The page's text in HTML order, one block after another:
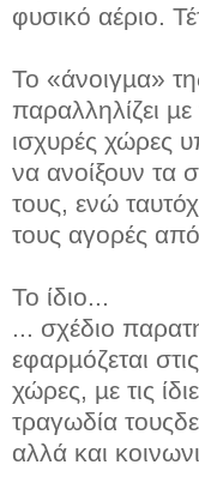
φυσικό αέριο.
Το «άνοιγµα»
παραλληλίζει
ισχυρές χώρες
να ανοίξουν τα
τους, ενώ
τους αγορές από
Το ίδιο...
... σχέδιο
εφαρµόζεται
χώρες, µε τις
τραγωδία
αλλά και